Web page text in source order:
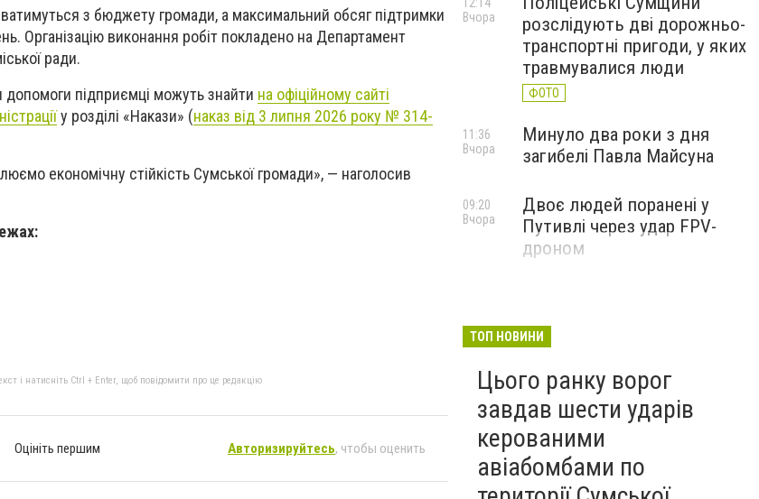
з бюджету громади, а максимальний обсяг підтримки
Організацію виконання робіт покладено на Департамент
ради.
підприємці можуть знайти на офіційному сайті
у розділі «Накази» (наказ від 3 липня 2026 року № 314-
економічну стійкість Сумської громади», — наголосив
і натисніть Ctrl + Enter, щоб повідомити про це редакцію
Оцініть першим Авторизируйтесь, чтобы оценить
розслідують дві дорожньо-
транспортні пригоди, у яких
травмувалися люди
ФОТО
Вчора
Минуло два роки з дня
загибелі Павла Майсуна
11:36
Вчора
Двоє людей поранені у
Путивлі через удар FPV-
дроном
09:20
Вчора
ТОП НОВИНИ
Цього ранку ворог
завдав шести ударів
керованими
авіабомбами по